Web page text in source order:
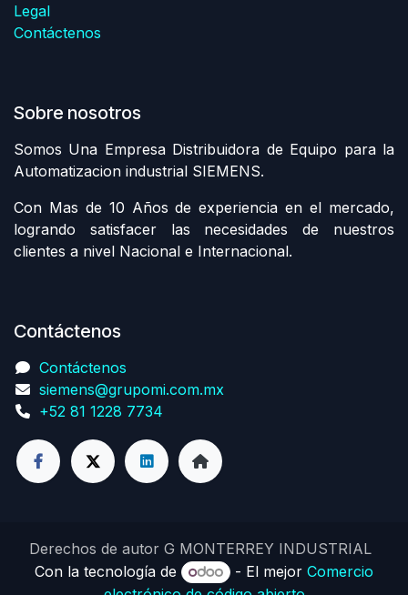
Legal
Contáctenos
Sobre nosotros
Somos Una Empresa Distribuidora de Equipo para la
Automatizacion industrial SIEMENS.
Con Mas de 10 Años de experiencia en el mercado,
logrando satisfacer las necesidades de nuestros
clientes a nivel Nacional e Internacional.
Contáctenos
Contáctenos
siemens@grupomi.com.mx
+52 81 1228 7734
Derechos de autor G MONTERREY INDUSTRIAL
Con la tecnología de
- El mejorComercio